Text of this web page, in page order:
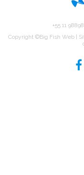
+55 11
Copyright ©Big Fish Web |